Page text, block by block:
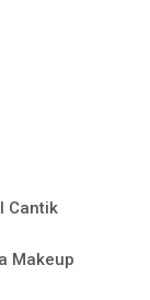
Cantik
Makeup